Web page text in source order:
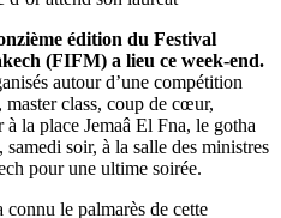
édition du Festival
(FIFM) a lieu ce week-end.
autour d’une compétition
class, coup de cœur,
la place Jemaâ El Fna, le gotha
soir, à la salle des ministres
pour une ultime soirée.
connu le palmarès de cette